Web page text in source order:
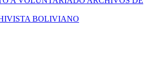
BOLIVIANO